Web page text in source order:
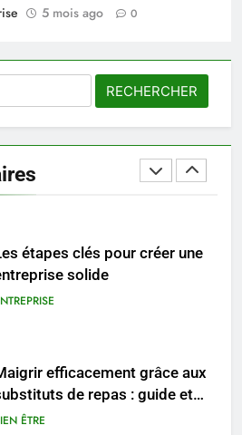
5 mois ago 0
tendances mode qui
efficacement grâce aux
de repas : guide et
pratiques
ÊTRE
de yoga essentielles
perdre du poids
et durable
ÊTRE